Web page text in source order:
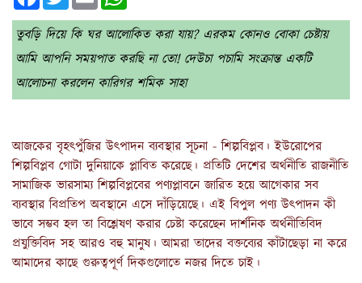
তুবড়ি দিয়ে কি ঘর আলোকিত করা যায়? এরকম কোনও বোকা চেষ্টায়
আমি আপনি সময়পাত করছি না তো! দেউচা পচামি সংক্রান্ত একটি
আলোচনা করলেন কারিগর শমিক সাহা
আজকের বৃহৎপুঁজির উৎপাদন ব্যবস্থার সূচনা - শিল্পবিপ্লব। ইউরোপের
শিল্পবিপ্লব গোটা দুনিয়াকে প্লাবিত করেছে। প্রতিটি দেশের অর্থনীতি রাজনীতি
সামাজিক ভারসাম্য শিল্পবিপ্লবের পণ্যপ্লাবনে জারিত হয়ে আগেকার সব
ব্যবস্থার বিপ্রতিপ অবস্থানে এসে দাঁড়িয়েছে। এই বিপুল পণ্য উৎপাদন কী
ভাবে সম্ভব হল তা বিশ্লেষণ করার চেষ্টা করেছেন দার্শনিক অর্থনীতিবিদ
প্রযুক্তিবিদ সহ আরও বহু মানুষ। আমরা তাদের বক্তব্যের কাঁটাছেড়া না করে
আমাদের কাছে গুরুত্বপূর্ণ দিকগুলোতে নজর দিতে চাই।